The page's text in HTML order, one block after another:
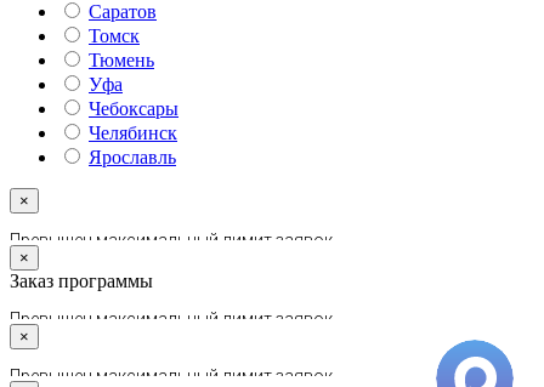
Саратов
Томск
Тюмень
Уфа
Чебоксары
Челябинск
Ярославль
×
×
Заказ программы
×